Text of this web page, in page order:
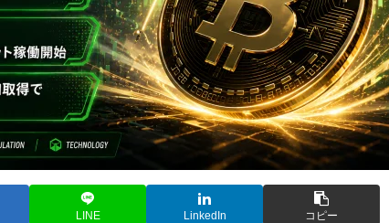
LINE LinkedIn コピー